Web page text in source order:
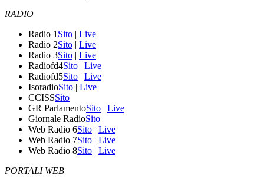
RADIO
Radio 1 Sito | Live
Radio 2Sito | Live
Radio 3Sito | Live
Radiofd4Sito | Live
Radiofd5Sito | Live
IsoradioSito | Live
CCISSSito
GR ParlamentoSito | Live
Giornale RadioSito
Web Radio 6Sito | Live
Web Radio 7Sito | Live
Web Radio 8Sito | Live
PORTALI WEB